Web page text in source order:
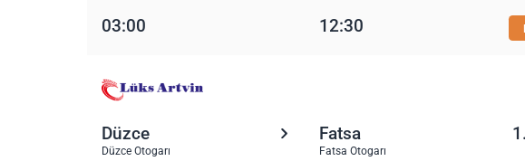
03:00 12:30
Düzce
Düzce Otogarı
Fatsa
Fatsa Otogarı